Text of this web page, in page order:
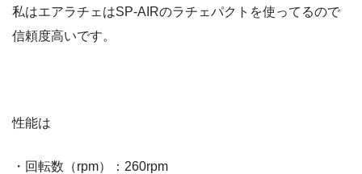
私はエアラチェはSP-AIRのラチェパクトを使ってるので
信頼度高いです。
性能は
・回転数（rpm）：260rpm